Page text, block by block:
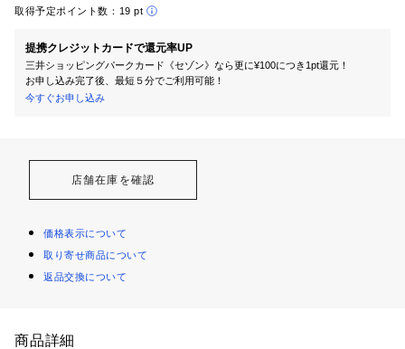
取得予定ポイント数： 19 pt
提携クレジットカードで還元率UP
三井ショッピングパークカード《セゾン》なら更に¥100につき1pt還元！
お申し込み完了後、最短５分でご利用可能！
今すぐお申し込み
店舗在庫を確認
価格表示について
取り寄せ商品について
返品交換について
商品詳細